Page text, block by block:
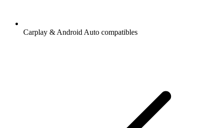
Carplay & Android Auto compatibles